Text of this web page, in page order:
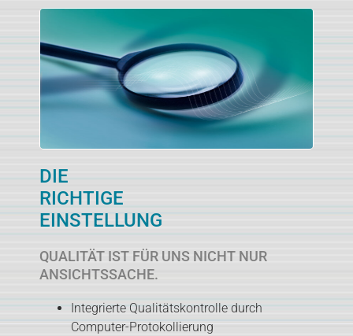
DIE
RICHTIGE
EINSTELLUNG
QUALITÄT IST FÜR UNS NICHT NUR
ANSICHTSSACHE.
Integrierte Qualitätskontrolle durch
Computer-Protokollierung